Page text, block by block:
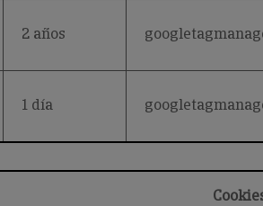
2 años
1 día